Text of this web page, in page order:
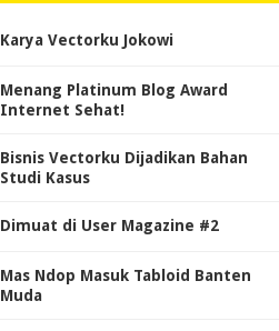
Karya Vectorku Jokowi
Menang Platinum Blog Award
Internet Sehat!
Bisnis Vectorku Dijadikan Bahan
Studi Kasus
Dimuat di User Magazine #2
Mas Ndop Masuk Tabloid Banten
Muda